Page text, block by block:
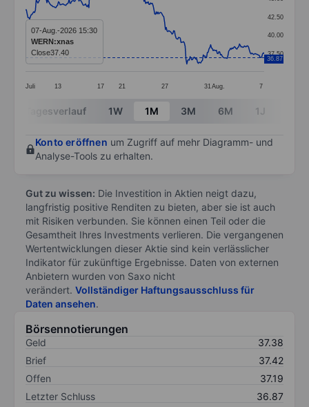
Line chart with 291 data points.
The chart has 1 X axis displaying categories.
The chart has 1 Y axis displaying values. Data
Juli 13 17 21 27 31 Aug. 7
37.50
40.00
42.50
36.87
07-Aug.-2026 15:30
WERN:xnas
Close37.40
End of interactive chart.
Tagesverlauf 1W 1M 3M 6M 1J
Konto eröffnen um Zugriff auf mehr Diagramm- und
Analyse-Tools zu erhalten.
Gut zu wissen: Die Investition in Aktien neigt dazu,
langfristig positive Renditen zu bieten, aber sie ist auch
mit Risiken verbunden. Sie können einen Teil oder die
Gesamtheit Ihres Investments verlieren. Die vergangenen
Wertentwicklungen dieser Aktie sind kein verlässlicher
Indikator für zukünftige Ergebnisse. Daten von externen
Anbietern wurden von Saxo nicht
verändert. Vollständiger Haftungsausschluss für
Daten ansehen.
Börsennotierungen
Geld
37.38
Brief
37.42
Offen
37.19
Letzter Schluss
36.87